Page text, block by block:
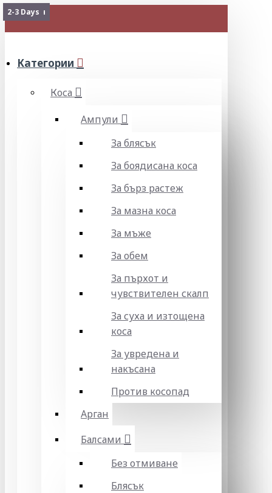
МЕНЮ
Категории
Коса
Ампули
За блясък
За боядисана коса
За бърз растеж
За мазна коса
За мъже
За обем
За пърхот и
чувствителен скалп
За суха и изтощена
коса
За увредена и
накъсана
Против косопад
Арган
Балсами
Без отмиване
Блясък
Изчерпан
Изчерпан
Изчерпан
2-3 Days